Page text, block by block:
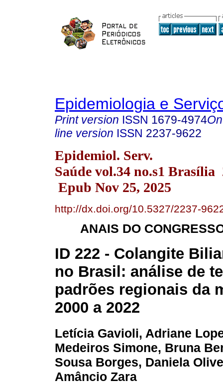
Epidemiologia e
Print version ISSN 1679-4974
line version ISSN 2237-9622
Epidemiol. Serv.
Saúde vol.34 no.s1 Brasília
Epub Nov 25, 2025
http://dx.doi.org/10.5327/2237-
ANAIS DO
ID 222 - Colangite
no Brasil: análise de
padrões regionais da
2000 a 2022
Letícia Gavioli, Adriane
Medeiros Simone, Bruna
Sousa Borges, Daniela
Amâncio Zara